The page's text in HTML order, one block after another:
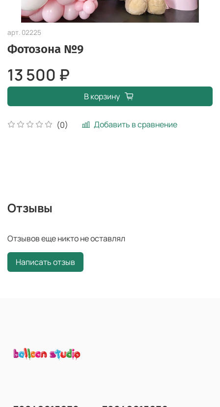
арт. 02225
Фотозона №9
(0) Добавить в сравнение
13 500 ₽
В корзину
Отзывы
Отзывов еще никто не оставлял
Написать отзыв